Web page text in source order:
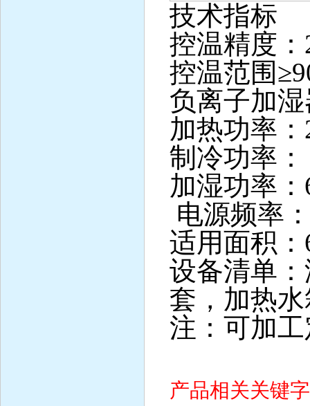
技术指标
控温精度
控温范围
负离子加
加热功率
制冷功率
加湿功率
电源频率
适用面积
设备清单
套，加热
注：可加
产品相关关键